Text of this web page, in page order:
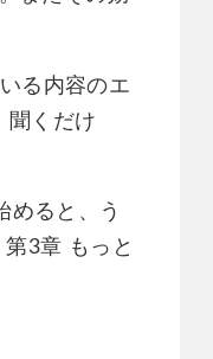
る内容のエ
聞くだけ
めると、う
3章 もっと